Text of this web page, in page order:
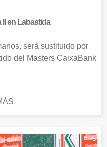
II en Labastida
será sustituido por
del Masters CaixaBank